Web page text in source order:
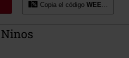
Copia el código WEEKEND
Ninos